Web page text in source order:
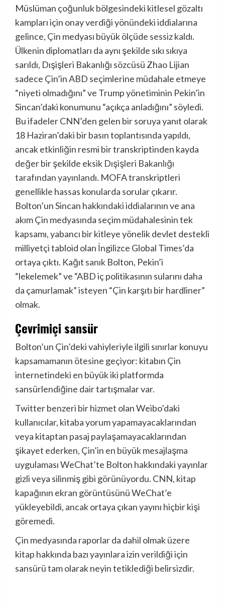
Müslüman çoğunluk bölgesindeki kitlesel gözaltı
kampları için onay verdiği yönündeki iddialarına
gelince, Çin medyası büyük ölçüde sessiz kaldı.
Ülkenin diplomatları da aynı şekilde sıkı sıkıya
sarıldı, Dışişleri Bakanlığı sözcüsü Zhao Lijian
sadece Çin’in ABD seçimlerine müdahale etmeye
“niyeti olmadığını” ve Trump yönetiminin Pekin’in
Sincan’daki konumunu “açıkça anladığını” söyledi.
Bu ifadeler CNN’den gelen bir soruya yanıt olarak
18 Haziran’daki bir basın toplantısında yapıldı,
ancak etkinliğin resmi bir transkriptinden kayda
değer bir şekilde eksik Dışişleri Bakanlığı
tarafından yayınlandı. MOFA transkriptleri
genellikle hassas konularda sorular çıkarır.
Bolton’un Sincan hakkındaki iddialarının ve ana
akım Çin medyasında seçim müdahalesinin tek
kapsamı, yabancı bir kitleye yönelik devlet destekli
milliyetçi tabloid olan İngilizce Global Times’da
ortaya çıktı. Kağıt sanık Bolton, Pekin’i
“lekelemek” ve “ABD iç politikasının sularını daha
da çamurlamak” isteyen “Çin karşıtı bir hardliner”
olmak.
Çevrimiçi sansür
Bolton’un Çin’deki vahiyleriyle ilgili sınırlar konuyu
kapsamamanın ötesine geçiyor: kitabın Çin
internetindeki en büyük iki platformda
sansürlendiğine dair tartışmalar var.
Twitter benzeri bir hizmet olan Weibo’daki
kullanıcılar, kitaba yorum yapamayacaklarından
veya kitaptan pasaj paylaşamayacaklarından
şikayet ederken, Çin’in en büyük mesajlaşma
uygulaması WeChat’te Bolton hakkındaki yayınlar
gizli veya silinmiş gibi görünüyordu. CNN, kitap
kapağının ekran görüntüsünü WeChat’e
yükleyebildi, ancak ortaya çıkan yayını hiçbir kişi
göremedi.
Çin medyasında raporlar da dahil olmak üzere
kitap hakkında bazı yayınlara izin verildiği için
sansürü tam olarak neyin tetiklediği belirsizdir.